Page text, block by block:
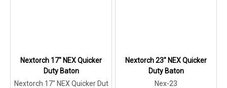
Nextorch 17″ NEX Quicker
Duty Baton
Nextorch 17″ NEX Quicker Dut
Nextorch 23″ NEX Quicker
Duty Baton
Nex-23